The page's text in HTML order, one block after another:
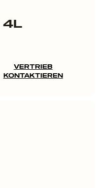
4L
VERTRIEB
KONTAKTIEREN